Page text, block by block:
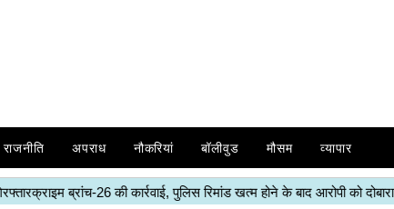
राजनीति अपराध नौकरियां बॉलीवुड मौसम व्यापार